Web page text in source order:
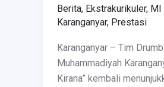
Berita, Ekstrakurikuler, MI
Karanganyar, Prestasi
Karanganyar – Tim
Muhammadiyah
Kirana” kembali